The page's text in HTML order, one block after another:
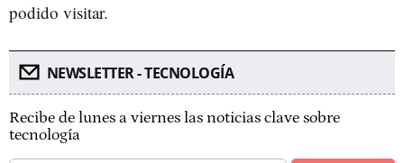
podido visitar.
NEWSLETTER - TECNOLOGÍA
Recibe de lunes a viernes las noticias clave sobre
tecnología